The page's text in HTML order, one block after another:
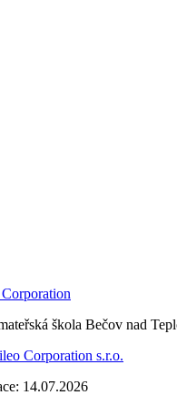
škola Bečov nad
Corporation s.r.o.
14.07.2026